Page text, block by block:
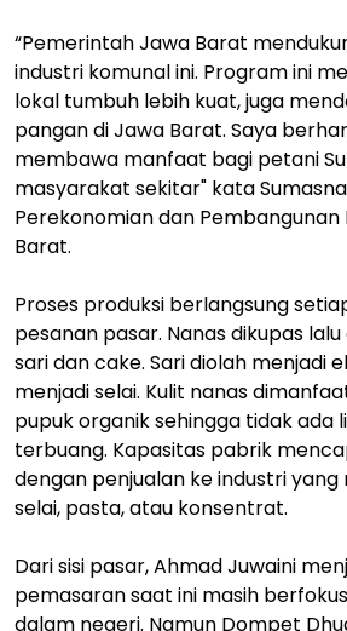
“Pemerintah Jawa Barat
industri komunal ini. Program ini
lokal tumbuh lebih kuat, juga
pangan di Jawa Barat. Saya
membawa manfaat bagi petani
masyarakat sekitar" kata
Perekonomian dan
Barat.
Proses produksi berlangsung
pesanan pasar. Nanas dikupas
sari dan cake. Sari diolah menjadi
menjadi selai. Kulit nanas
pupuk organik sehingga tidak ada
terbuang. Kapasitas pabrik
dengan penjualan ke industri
selai, pasta, atau konsentrat.
Dari sisi pasar, Ahmad Juwaini
pemasaran saat ini masih
dalam negeri. Namun Dompet